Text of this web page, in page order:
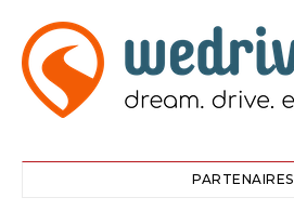
PARTENAIRES